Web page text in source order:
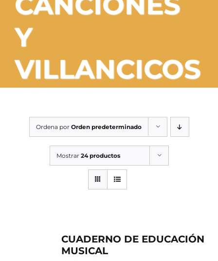
OCASIÓN
SERVICIOS TALLER
OCASIÓN
Y
VILLANCICOS
Ordena por Orden predeterminado
Mostrar 24 productos
CUADERNO DE EDUCACIÓN
MUSICAL